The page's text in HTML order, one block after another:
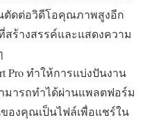
ตัดต่อวิดีโอคุณภาพสูงอีก
ร้างสรรค์และแสดงความ
Pro ทำให้การแบ่งปันงาน
มารถทำได้ผ่านแพลตฟอร์ม
องคุณเป็นไฟล์เพื่อแชร์ใน